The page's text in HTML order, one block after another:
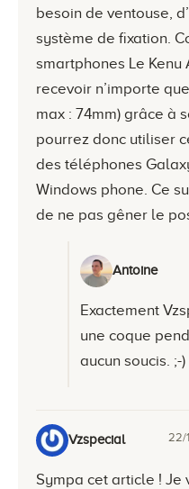
besoin de ventouse,
système de fixation.
smartphones Le
recevoir n’importe
max : 74mm) grâce à
pourrez donc utiliser
des téléphones
Windows phone. Ce
de ne pas gêner le
Antoine
Exactement
une coque
aucun soucis. ;-)
Vzspecial 22/
Sympa cet article ! Je